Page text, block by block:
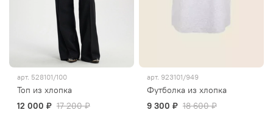
арт. 528101/100
Топ из хлопка
12 000 ₽ 17 200 ₽
арт. 923101/949
Футболка из хлопка
9 300 ₽ 18 600 ₽